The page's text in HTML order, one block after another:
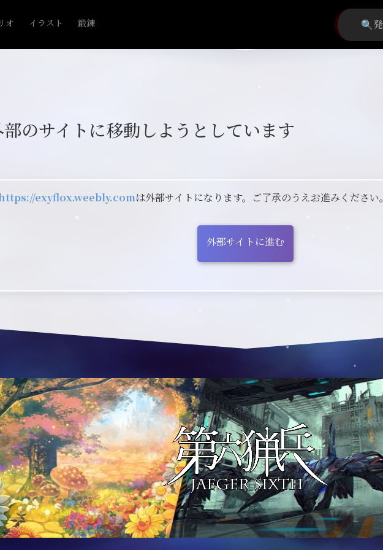
オ イラスト 鍛錬
部のサイトに移動しようとしています
exyflox.weebly.comは外部サイトになります。ご了承のうえお進みください
外部サイトに進む